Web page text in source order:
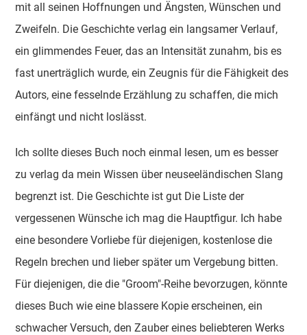
mit all seinen Hoffnungen und Ängsten, Wünschen und
Zweifeln. Die Geschichte verlag ein langsamer Verlauf,
ein glimmendes Feuer, das an Intensität zunahm, bis es
fast unerträglich wurde, ein Zeugnis für die Fähigkeit des
Autors, eine fesselnde Erzählung zu schaffen, die mich
einfängt und nicht loslässt.
Ich sollte dieses Buch noch einmal lesen, um es besser
zu verlag da mein Wissen über neuseeländischen Slang
begrenzt ist. Die Geschichte ist gut Die Liste der
vergessenen Wünsche ich mag die Hauptfigur. Ich habe
eine besondere Vorliebe für diejenigen, kostenlose die
Regeln brechen und lieber später um Vergebung bitten.
Für diejenigen, die die "Groom"-Reihe bevorzugen, könnte
dieses Buch wie eine blassere Kopie erscheinen, ein
schwacher Versuch, den Zauber eines beliebteren Werks